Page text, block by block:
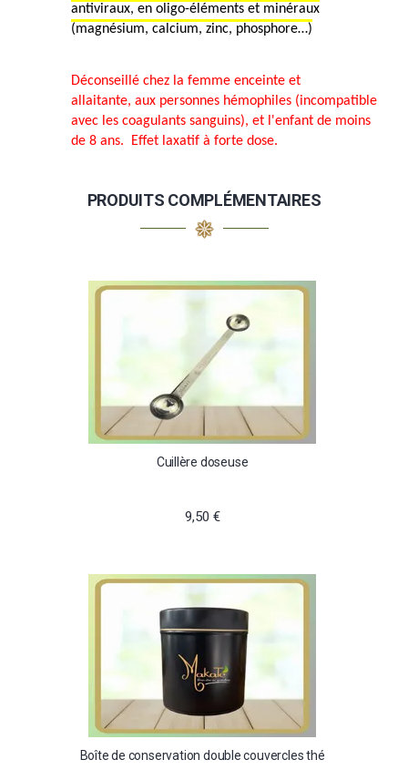
antiviraux, en oligo-éléments et minéraux
(magnésium, calcium, zinc, phosphore…)
Déconseillé chez la femme enceinte et
allaitante, aux personnes hémophiles (incompatible
avec les coagulants sanguins), et l'enfant de moins
de 8 ans. Effet laxatif à forte dose.
PRODUITS COMPLÉMENTAIRES
Cuillère doseuse
9,50 €
Boîte de conservation double couvercles thé